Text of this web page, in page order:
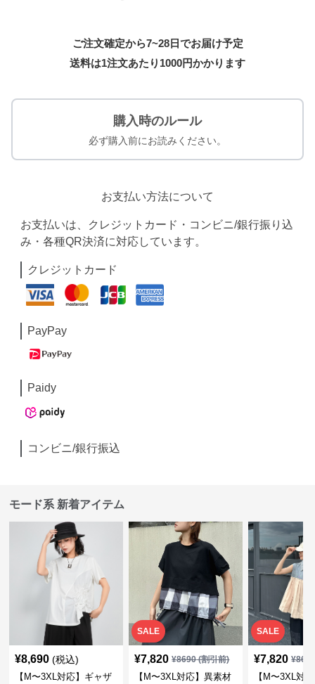
ご注文確定から7~28日でお届け予定
送料は1注文あたり 1000円かかります
購入時のルール
必ず購入前にお読みください。
お支払い方法について
お支払いは、クレジットカード・コンビニ/銀行振り込
み・各種QR決済に対応しています。
クレジットカード
PayPay
Paidy
コンビニ/銀行振込
モード系 新着アイテム
¥8,690 (税込)
【M〜3XL対応】ギャザ
SALE
¥7,820 ¥8690(割引前)
【M〜3XL対応】異素材
SALE
¥7,820 ¥
【M〜3XL対